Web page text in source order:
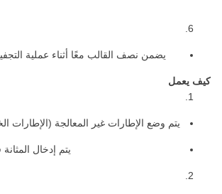
يضمن نصف القالب معًا أثناء عملية
كيف يعمل
يتم وضع الإطارات غير المعالجة (الإطارات
يتم إدخال